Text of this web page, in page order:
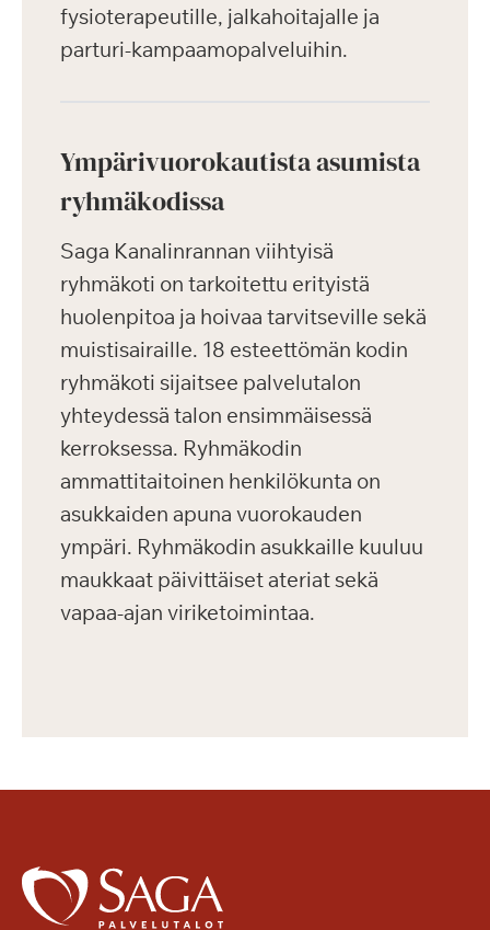
fysioterapeutille, jalkahoitajalle ja
parturi-kampaamopalveluihin.
Ympärivuorokautista asumista
ryhmäkodissa
Saga Kanalinrannan viihtyisä
ryhmäkoti on tarkoitettu erityistä
huolenpitoa ja hoivaa tarvitseville sekä
muistisairaille. 18 esteettömän kodin
ryhmäkoti sijaitsee palvelutalon
yhteydessä talon ensimmäisessä
kerroksessa. Ryhmäkodin
ammattitaitoinen henkilökunta on
asukkaiden apuna vuorokauden
ympäri. Ryhmäkodin asukkaille kuuluu
maukkaat päivittäiset ateriat sekä
vapaa-ajan viriketoimintaa.